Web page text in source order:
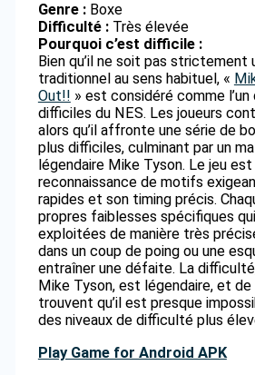
Genre :Boxe
Difficulté :Très élevée
Pourquoi c’est difficile :
Bien qu’il ne soit pas strictement
traditionnel au sens habituel, «
Out!! » est considéré comme
difficiles du NES. Les joueurs
alors qu’il affronte une série de
plus difficiles, culminant par un
légendaire Mike Tyson. Le jeu
reconnaissance de motifs
rapides et son timing précis.
propres faiblesses spécifiques
exploitées de manière très
dans un coup de poing ou une
entraîner une défaite. La
Mike Tyson, est légendaire, et de
trouvent qu’il est presque
des niveaux de difficulté plus
Play Game for Android APK